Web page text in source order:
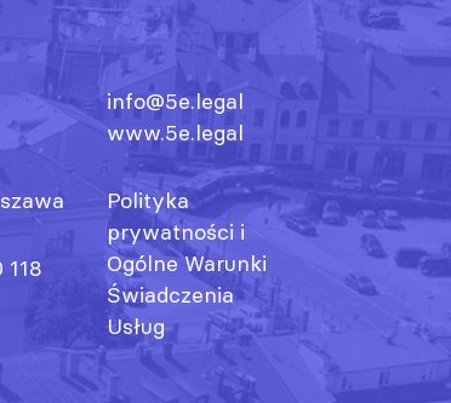
info@5e.legal
www.5e.legal
Polityka
prywatności i
Ogólne Warunki
Świadczenia
Usług